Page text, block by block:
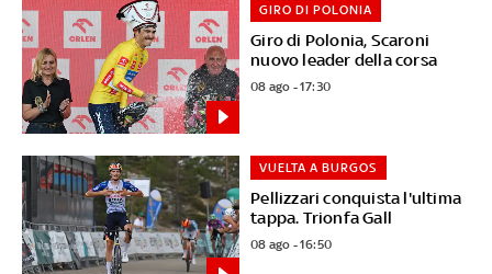
Giro di Polonia, Scaroni
nuovo leader della corsa
GIRO DI POLONIA
08 ago - 17:30
Pellizzari conquista l'ultima
tappa. Trionfa Gall
VUELTA A BURGOS
08 ago - 16:50